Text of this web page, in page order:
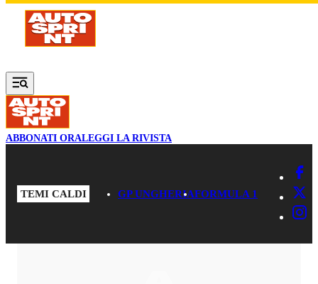
Vai al contenuto principale
ABBONATI ORALEGGI LA RIVISTA
TEMI CALDI GP UNGHERIAFORMULA 1